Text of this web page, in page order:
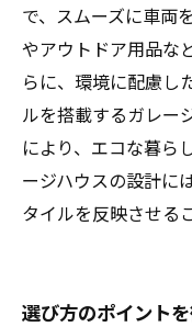
で、スムーズに車両
やアウトドア用品な
らに、環境に配慮し
ルを搭載するガレー
により、エコな暮ら
ージハウスの設計に
タイルを反映させる
選び方のポイント